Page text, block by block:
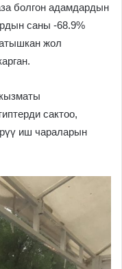
болгон адамдардын
саны -68.9%
жол
сактоо,
иш чараларын